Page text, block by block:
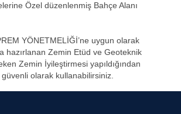
Özel düzenlenmiş Bahçe Alanı
YÖNETMELİĞİ’ne uygun olarak
hazırlanan Zemin Etüd ve Geoteknik
Zemin İyileştirmesi yapıldığından
olarak kullanabilirsiniz.